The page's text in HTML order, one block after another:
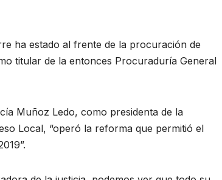
ha estado al frente de la procuración de
titular de la entonces Procuraduría General
Muñoz Ledo, como presidenta de la
Local, “operó la reforma que permitió el